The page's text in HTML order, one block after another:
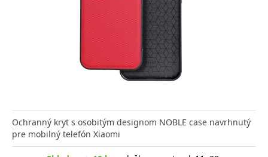
Ochranný kryt s osobitým designom NOBLE case navrhnutý
pre mobilný telefón Xiaomi